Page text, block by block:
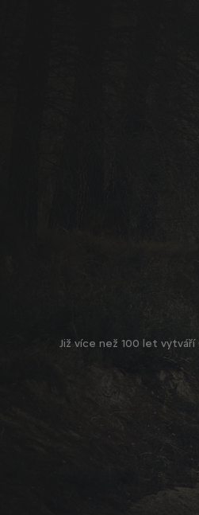
Již více než 100 let